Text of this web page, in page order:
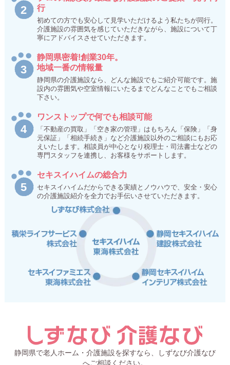
行
初めての方でも安心して見学いただけるよう私たちが同行。
介護施設の雰囲気を感じていただきながら、施設について丁
寧にアドバイスさせていただきます。
静岡県密着!創業30年。
地域一番の情報量
静岡県の介護施設なら、どんな施設でもご紹介可能です。施
設内の雰囲気や空室情報にいたるまでどんなことでもご相談
下さい。
ワンストップで何でも相談可能
「不動産の買取」「空き家の管理」はもちろん「保険」「身
元保証」「相続手続き」など介護施設以外のご相談にもお応
えいたします。相談員が中心となり税理士・司法書士などの
専門スタッフを連携し、お客様をサポートします。
セキスイハイムの総合力
セキスイハイムだからできる実績とノウハウで、安全・安心
の介護施設紹介を全力でお手伝いさせていただきます。
静岡県で老人ホーム・介護施設を探すなら、しずなび介護なび
へご相談ください。